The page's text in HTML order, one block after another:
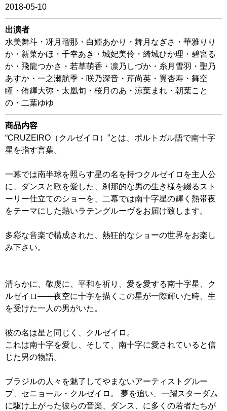
2018-05-10
出演者
水美舞斗・冴月瑠那・白姫あかり・舞月なぎさ・華雅りり
か・新菜かほ・千幸あき・城妃美伶・綺城ひか理・碧宮る
か・飛龍つかさ・若草萌香・凛乃しづか・糸月雪羽・聖乃
あすか・一之瀬航季・咲乃深音・芹尚英・翼杏寿・舞空
瞳・侑輝大弥・太凰旬・桜月のあ・涼葉まれ・朝葉こと
の・二葉ゆゆ
商品内容
“CRUZEIRO（クルゼイロ）”とは、ポルトガル語で南十字
星を指す言葉。
一幕では南半球を照らす星の名を持つクルゼイロを主人公
に、ダンスと歌を愛した、刹那的な男の生き様を綴るスト
ーリー仕立てのショーを、二幕では南十字星の輝く熱帯夜
をテーマにした熱いラテングルーヴをお届け致します。
多彩な音楽で構成された、熱狂的なショーの世界をお楽し
み下さい。
清らかに、敬虔に、平和を祈り、愛を愛する南十字星、ク
ルゼイロ――夜空に十字を描くこの星が一際輝いた時、生
を受けた一人の男がいた。
彼の名は星と同じく、クルゼイロ。
これは南十字を愛し、そして、南十字に愛されていると信
じた男の物語。
ブラジルの人々を魅了してやまないアーティストグルー
プ、セニョール・クルゼイロ。 夢を追い、一躍スターダム
に駆け上がった彼らの音楽、ダンス、に多くの若者たちが